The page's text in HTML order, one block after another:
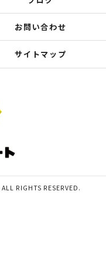
お問い合わせ
サイトマップ
RIGHTS RESERVED.